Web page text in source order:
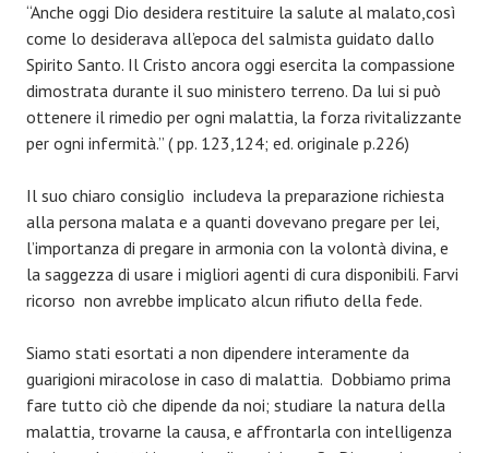
“Anche oggi Dio desidera restituire la salute al malato,così
come lo desiderava all’epoca del salmista guidato dallo
Spirito Santo. Il Cristo ancora oggi esercita la compassione
dimostrata durante il suo ministero terreno. Da lui si può
ottenere il rimedio per ogni malattia, la forza rivitalizzante
per ogni infermità.” ( pp. 123,124; ed. originale p.226)
Il suo chiaro consiglio includeva la preparazione richiesta
alla persona malata e a quanti dovevano pregare per lei,
l’importanza di pregare in armonia con la volontà divina, e
la saggezza di usare i migliori agenti di cura disponibili. Farvi
ricorso non avrebbe implicato alcun rifiuto della fede.
Siamo stati esortati a non dipendere interamente da
guarigioni miracolose in caso di malattia. Dobbiamo prima
fare tutto ciò che dipende da noi; studiare la natura della
malattia, trovarne la causa, e affrontarla con intelligenza